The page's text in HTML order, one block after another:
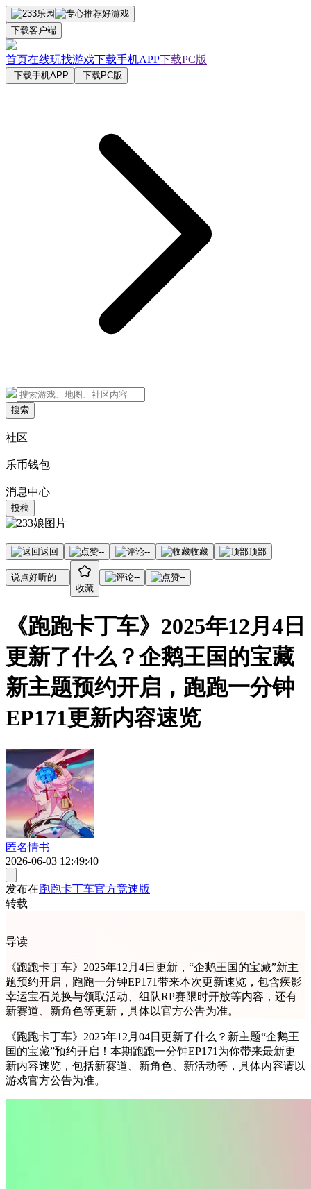
下载客户端
首页在线玩找游戏下载手机APP下载PC版
下载手机APP 下载PC版
搜索
社区
乐币钱包
消息中心
投稿
返回 -- -- 收藏 顶部
说点好听的...
收藏
-- --
《跑跑卡丁车》2025年12月4日
更新了什么？企鹅王国的宝藏
新主题预约开启，跑跑一分钟
EP171更新内容速览
匿名情书
2026-06-03 12:49:40
发布在跑跑卡丁车官方竞速版
转载
导读
《跑跑卡丁车》2025年12月4日更新，“企鹅王国的宝藏”新主
题预约开启，跑跑一分钟EP171带来本次更新速览，包含疾影
幸运宝石兑换与领取活动、组队RP赛限时开放等内容，还有
新赛道、新角色等更新，具体以官方公告为准。
《跑跑卡丁车》2025年12月04日更新了什么？新主题“企鹅王
国的宝藏”预约开启！本期跑跑一分钟EP171为你带来最新更
新内容速览，包括新赛道、新角色、新活动等，具体内容请以
游戏官方公告为准。